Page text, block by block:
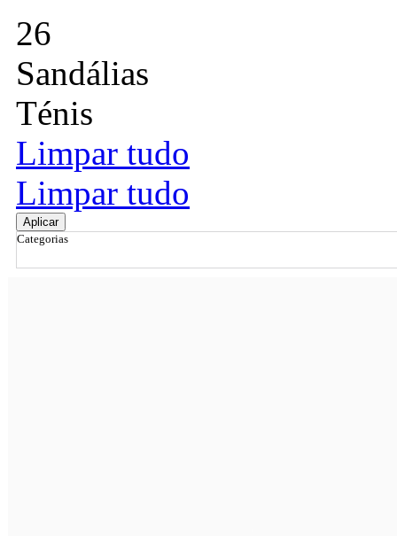
26
Sandálias
Ténis
Limpar tudo
Limpar tudo
Aplicar
Categorias